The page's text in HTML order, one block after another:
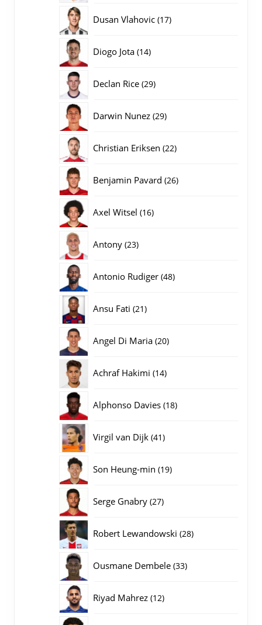
Dusan Vlahovic 1717
Diogo Jota 1414
Declan Rice 2929
Darwin Nunez 2929
Christian Eriksen 2222
Benjamin Pavard 2626
Axel Witsel 1616
Antony 2323
Antonio Rudiger 4848
Ansu Fati 2121
Angel Di Maria 2020
Achraf Hakimi 1414
Alphonso Davies 1818
Virgil van Dijk 4141
Son Heung-min 1919
Serge Gnabry 2727
Robert Lewandowski 2828
Ousmane Dembele 3333
Riyad Mahrez 1212